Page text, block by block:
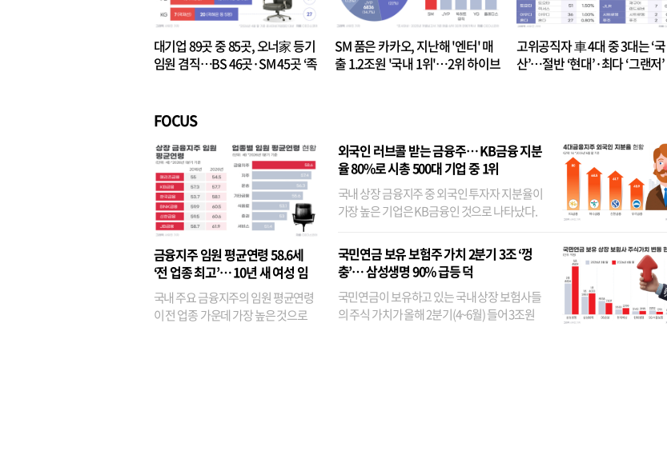
대기업 89곳 중 85곳, 오너家 등기
임원 겸직…BS 46곳·SM 45곳 ‘족
SM 품은 카카오, 지난해 '엔터' 매
출 1.2조원 '국내 1위'…2위 하이브
고위공직자 車 4대 중 3대는 ‘국
산’…절반 ‘현대’·최다 ‘그랜저’
FOCUS
금융지주 임원 평균연령 58.6세
‘전 업종 최고’… 10년 새 여성 임
원은 14배 껑충
국내 주요 금융지주의 임원 평균연령
이 전 업종 가운데 가장 높은 것으로
외국인 러브콜 받는 금융주… KB금융 지분
율 80%로 시총 500대 기업 중 1위
국내 상장 금융지주 중 외국인 투자자 지분율이
가장 높은 기업은 KB금융인 것으로 나타났다.
융이었다. 특히 KB금융은 지난달 말 기준 해외
기관투자자 지분율이...
국민연금 보유 보험주 가치 2분기 3조 ‘껑
충’… 삼성생명 90% 급등 덕
국민연금이 보유하고 있는 국내 상장 보험사들
의 주식 가치가 올해 2분기(4~6월) 들어 3조원